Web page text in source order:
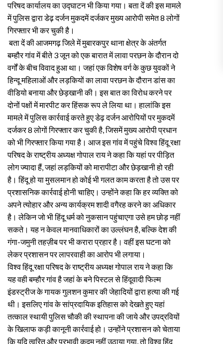
परिषद कार्यालय का उद्घाटन भी किया गया। बता दें की इस मामले
में पुलिस द्वारा डेढ़ दर्जन मुकदमें दर्जकर मुख्य आरोपी समेत 8 लोगों
गिरफ्तार भी कर चुकी है।
बता दें की आजमगढ़ जिले में मुबारकपुर थाना क्षेत्र के अंतर्गत
बम्हौर गांव में बीते 3 जून को एक बारात में लावा परछन के दौरान दो
वर्गों के बीच विवाद हुआ था। जहां एक विशेष वर्ग के कुछ युवकों ने
हिन्दू महिलाओं और लड़कियों का लावा परछन के दौरान डांस का
वीडियो बनाया और छेड़खानी की। इस बात का विरोध करने पर
दोनों पक्षों में मारपीट कर हिंसक रूप ले लिया था। हालांकि इस
मामले में पुलिस कार्रवाई करते हुए डेढ़ दर्जन आरोपियों पर मुकदमें
दर्जकर 8 लोगों गिरफ्तार कर चुकी है, जिसमें मुख्य आरोपी प्रधान
को भी गिरफ्तार किया गया है। आज इस गांव में पहुंचे विश्व हिंदू रक्षा
परिषद के राष्ट्रीय अध्यक्ष गोपाल राय ने कहा कि यहां पर पीड़ित
लोग ज्यादा हैं, जहां लड़कियों को मारापीटा और छेड़खानी हो रही
है। हिंदू हो या मुसलमान हो कोई भी गलत काम करता है तो उस पर
प्रशासनिक कार्रवाई होनी चाहिए। उन्होंने कहा कि हर व्यक्ति को
अपने त्योहार और अन्य कार्यक्रम शादी वगैरह करने का अधिकार
है। लेकिन जो भी हिंदू धर्म को नुकसान पहुंचाएगा उसे हम छोड़ नहीं
सकते। यह न केवल मानवाधिकारों का उल्लंघन है, बल्कि देश की
गंगा-जमुनी तहज़ीब पर भी करारा प्रहार है। वहीं इस घटना को
लेकर प्रशासन पर लापरवाही का आरोप भी लगाया।
विश्व हिंदू रक्षा परिषद के राष्ट्रीय अध्यक्ष गोपाल राय ने कहा कि
यह वही बम्हौर गांव है जहां के बने पिस्टल से हिंदूवादी फिल्म
इंडस्ट्रीज के गायक गुलशन कुमार की जेहादियों द्वारा हत्या की गई
थी। इसलिए गांव के सांप्रदायिक इतिहास को देखते हुए यहां
तत्काल स्थायी पुलिस चौकी की स्थापना की जाये और उपद्रवियों
के खिलाफ कड़ी कानूनी कार्रवाई हो। उन्होंने प्रशासन को चेताया
कि यदि त्वरित और प्रभावी कदम नहीं उठाया गया, तो विश्व हिंदू